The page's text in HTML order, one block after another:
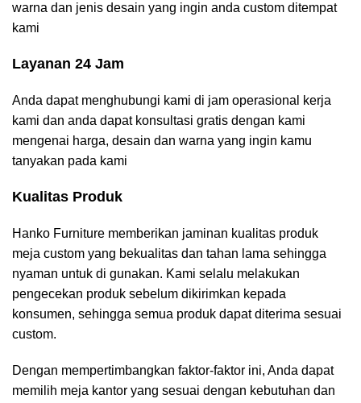
warna dan jenis desain yang ingin anda custom ditempat
kami
Layanan 24 Jam
Anda dapat menghubungi kami di jam operasional kerja
kami dan anda dapat konsultasi gratis dengan kami
mengenai harga, desain dan warna yang ingin kamu
tanyakan pada kami
Kualitas Produk
Hanko Furniture memberikan jaminan kualitas produk
meja custom yang bekualitas dan tahan lama sehingga
nyaman untuk di gunakan. Kami selalu melakukan
pengecekan produk sebelum dikirimkan kepada
konsumen, sehingga semua produk dapat diterima sesuai
custom.
Dengan mempertimbangkan faktor-faktor ini, Anda dapat
memilih meja kantor yang sesuai dengan kebutuhan dan